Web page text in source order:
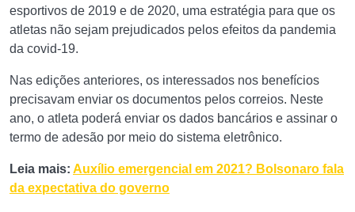
esportivos de 2019 e de 2020, uma estratégia para que os
atletas não sejam prejudicados pelos efeitos da pandemia
da covid-19.
Nas edições anteriores, os interessados nos benefícios
precisavam enviar os documentos pelos correios. Neste
ano, o atleta poderá enviar os dados bancários e assinar o
termo de adesão por meio do sistema eletrônico.
Leia mais: Auxílio emergencial em 2021? Bolsonaro fala
da expectativa do governo